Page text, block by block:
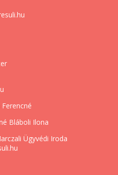
Bláboli Ilona
Ügyvédi Iroda